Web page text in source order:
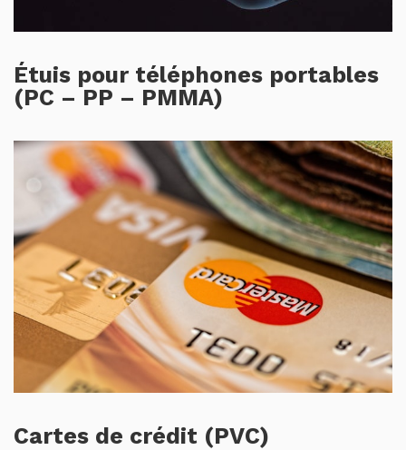
Étuis pour téléphones portables
(PC – PP – PMMA)
Cartes de crédit (PVC)